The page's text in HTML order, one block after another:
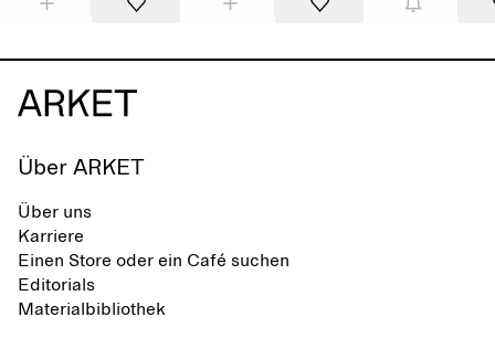
Über ARKET
Über uns
Karriere
Einen Store oder ein Café suchen
Editorials
Materialbibliothek